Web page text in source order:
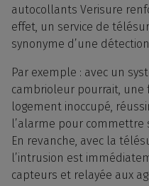
autocollants Verisure
effet, un service de
synonyme d’une
Par exemple : avec un
cambrioleur pourrait, une
logement inoccupé,
l’alarme pour
En revanche, avec la
l’intrusion est
capteurs et relayée aux